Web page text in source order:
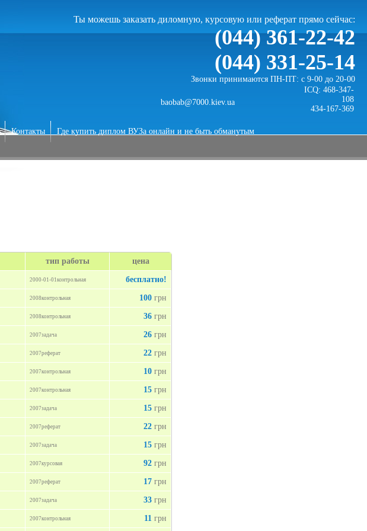
Ты можешь заказать диломную, курсовую или реферат прямо сейчас:
(044) 361-22-42
(044) 331-25-14
Звонки принимаются ПН-ПТ: с 9-00 до 20-00
baobab@7000.kiev.ua
ICQ: 468-347-
108
434-167-369
Контакты Где купить диплом ВУЗа онлайн и не быть обманутым
тип работы цена
2000-01-01контрольная бесплатно!
2008контрольная 100 грн
2008контрольная 36 грн
2007задача 26 грн
2007реферат 22 грн
2007контрольная 10 грн
2007контрольная 15 грн
2007задача 15 грн
2007реферат 22 грн
2007задача 15 грн
2007курсовая 92 грн
2007реферат 17 грн
2007задача 33 грн
2007контрольная 11 грн